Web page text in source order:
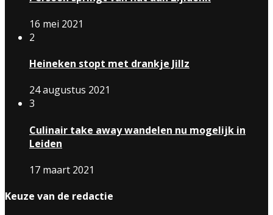
16 mei 2021
2
Heineken stopt met drankje Jillz
24 augustus 2021
3
Culinair take away wandelen nu mogelijk in
Leiden
17 maart 2021
Keuze van de redactie